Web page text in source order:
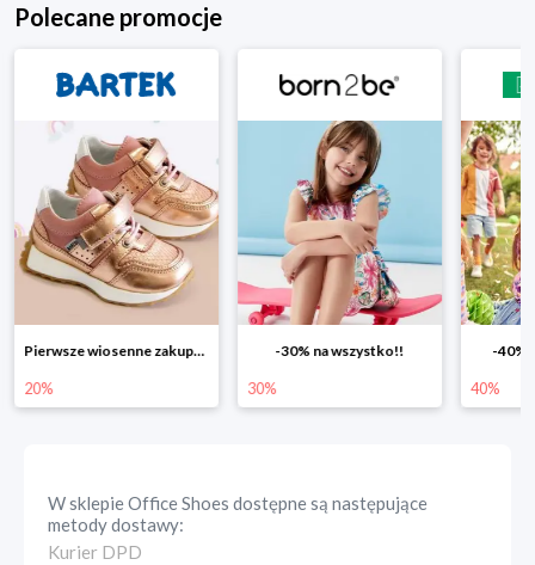
Polecane promocje
Pierwsze wiosenne zakupy -20%
20%
-30% na wszystko!!
30%
-40%
40%
W sklepieOffice Shoes dostępne są następujące
metody dostawy:
Kurier DPD